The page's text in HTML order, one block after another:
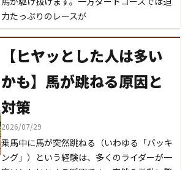
力たっぷりのレースが
【ヒヤッとした人は多い
かも】馬が跳ねる原因と
対策
2026/07/29
乗馬中に馬が突然跳ねる（いわゆる「バッキ
ング」）という経験は、多くのライダーが一